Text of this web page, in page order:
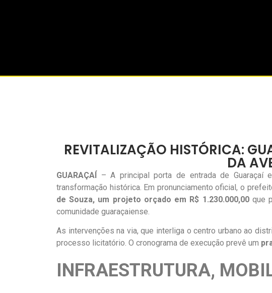
REVITALIZAÇÃO HISTÓRICA:
DA
GUARAÇAÍ
– A principal porta de entrada de Guaraçaí
transformação histórica. Em pronunciamento oficial, o
de Souza, um projeto orçado em R$ 1.230.000,00que
comunidade guaraçaiense.
As intervenções na via, que interliga o centro urbano ao
processo licitatório. O cronograma de execução prevê um
INFRAESTRUTURA,